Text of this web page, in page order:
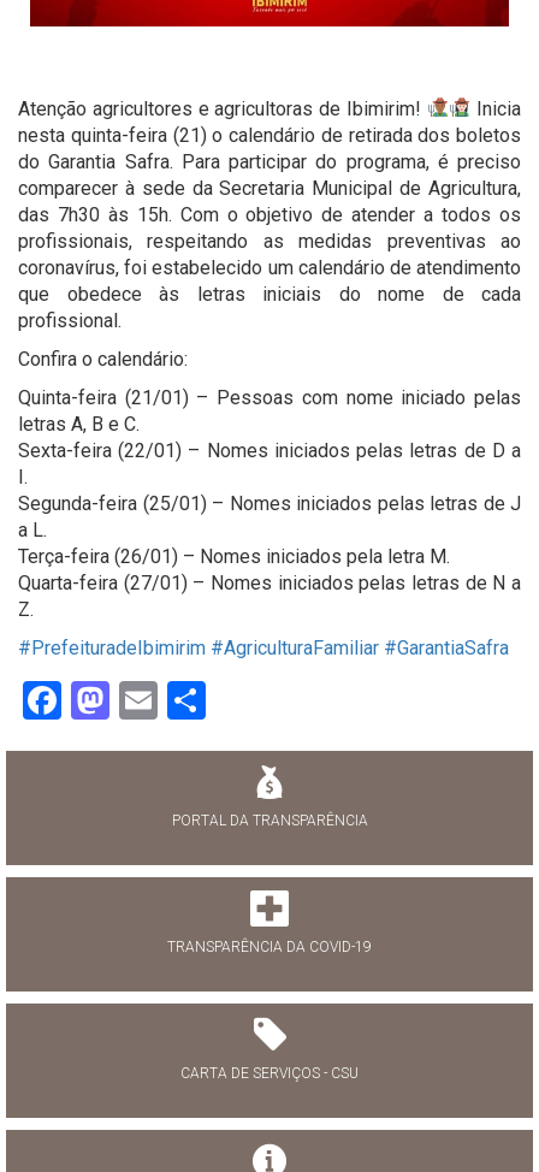
Atenção agricultores e agricultoras de Ibimirim!
Inicia
nesta quinta-feira (21) o calendário de retirada dos boletos
do Garantia Safra. Para participar do programa, é preciso
comparecer à sede da Secretaria Municipal de Agricultura,
das 7h30 às 15h. Com o objetivo de atender a todos os
profissionais, respeitando as medidas preventivas ao
coronavírus, foi estabelecido um calendário de atendimento
que obedece às letras iniciais do nome de cada
profissional.
Confira o calendário:
Quinta-feira (21/01) – Pessoas com nome iniciado pelas
letras A, B e C.
Sexta-feira (22/01) – Nomes iniciados pelas letras de D a
I.
Segunda-feira (25/01) – Nomes iniciados pelas letras de J
a L.
Terça-feira (26/01) – Nomes iniciados pela letra M.
Quarta-feira (27/01) – Nomes iniciados pelas letras de N a
Z.
#PrefeituradeIbimirim #AgriculturaFamiliar #GarantiaSafra
Facebook
Mastodon
Email
PORTAL DA TRANSPARÊNCIA
TRANSPARÊNCIA DA COVID-19
CARTA DE SERVIÇOS - CSU